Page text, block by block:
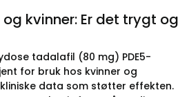
kvinner: Er det trygt og
tadalafil (80 mg) PDE5-
for bruk hos kvinner og
data som støtter effekten.